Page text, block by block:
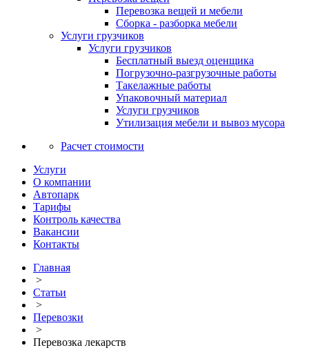
Перевозка вещей и мебели
Сборка - разборка мебели
Услуги грузчиков
Услуги грузчиков
Бесплатный выезд оценщика
Погрузочно-разгрузочные работы
Такелажные работы
Упаковочный материал
Услуги грузчиков
Утилизация мебели и вывоз мусора
Расчет стоимости
Услуги
О компании
Автопарк
Тарифы
Контроль качества
Вакансии
Контакты
Главная
>
Статьи
>
Перевозки
>
Перевозка лекарств